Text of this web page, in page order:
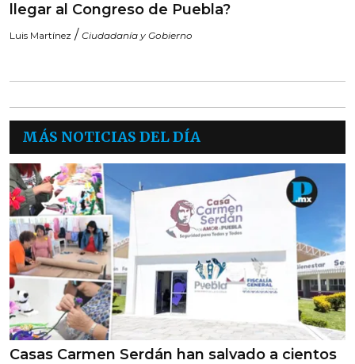
llegar al Congreso de Puebla?
Luis Martínez / Ciudadanía y Gobierno
MÁS NOTICIAS DEL DÍA
Casas Carmen Serdán han salvado a cientos